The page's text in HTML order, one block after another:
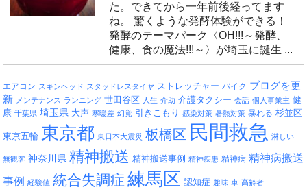
た。できてから一年前後経ってます
ね。 驚くような発酵体験ができる！
発酵のテーマパーク〈OH!!!～発酵、
健康、食の魔法!!!～〉が埼玉に誕生 ...
エアコン スキンヘッド スタッドレスタイヤ ストレッチャー バイク ブログを更
新 メンテナンス ランニング 世田谷区 人生 介助 介護タクシー 会話 個人事業主 健
康 千葉県 埼玉県 大声 寒暖差 幻覚 引きこもり 感染対策 暑熱対策 暴れる 杉並区
東京五輪 東京都 東日本大震災 板橋区 民間救急 淋しい
無観客 神奈川県 精神搬送 精神搬送事例 精神疾患 精神病 精神病搬送
事例
経験値 統合失調症 練馬区 認知症 趣味 車 高齢者